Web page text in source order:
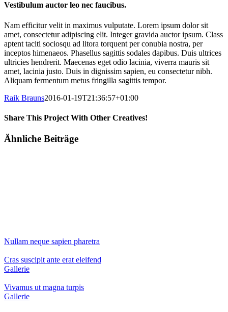
Vestibulum auctor leo nec faucibus.
Nam efficitur velit in maximus vulputate. Lorem ipsum dolor sit
amet, consectetur adipiscing elit. Integer gravida auctor ipsum. Class
aptent taciti sociosqu ad litora torquent per conubia nostra, per
inceptos himenaeos. Phasellus sagittis sodales dapibus. Duis ultrices
ultricies hendrerit. Maecenas eget odio lacinia, viverra mauris sit
amet, lacinia justo. Duis in dignissim sapien, eu consectetur nibh.
Aliquam fermentum metus fringilla sagittis tempor.
Raik Brauns2016-01-19T21:36:57+01:00
Share This Project With Other Creatives!
Facebook
X
Pinterest
E-
Ähnliche Beiträge
Nullam neque sapien pharetra
Cras suscipit ante erat eleifend
Gallerie
Vivamus ut magna turpis
Gallerie